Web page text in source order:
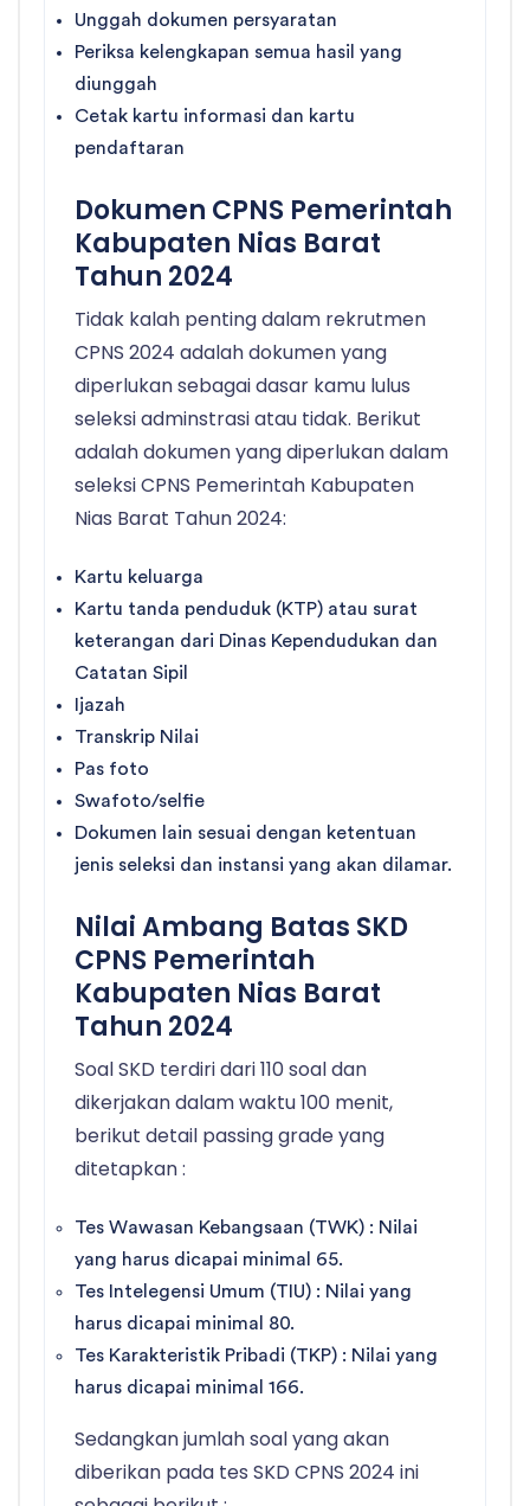
Unggah dokumen persyaratan
Periksa kelengkapan semua hasil yang
diunggah
Cetak kartu informasi dan kartu
pendaftaran
Dokumen CPNS Pemerintah
Kabupaten Nias Barat
Tahun 2024
Tidak kalah penting dalam rekrutmen
CPNS 2024 adalah dokumen yang
diperlukan sebagai dasar kamu lulus
seleksi adminstrasi atau tidak. Berikut
adalah dokumen yang diperlukan dalam
seleksi CPNS Pemerintah Kabupaten
Nias Barat Tahun 2024:
Kartu keluarga
Kartu tanda penduduk (KTP) atau surat
keterangan dari Dinas Kependudukan dan
Catatan Sipil
Ijazah
Transkrip Nilai
Pas foto
Swafoto/selfie
Dokumen lain sesuai dengan ketentuan
jenis seleksi dan instansi yang akan dilamar.
Nilai Ambang Batas SKD
CPNS Pemerintah
Kabupaten Nias Barat
Tahun 2024
Soal SKD terdiri dari 110 soal dan
dikerjakan dalam waktu 100 menit,
berikut detail passing grade yang
ditetapkan :
Tes Wawasan Kebangsaan (TWK) : Nilai
yang harus dicapai minimal 65.
Tes Intelegensi Umum (TIU) : Nilai yang
harus dicapai minimal 80.
Tes Karakteristik Pribadi (TKP) : Nilai yang
harus dicapai minimal 166.
Sedangkan jumlah soal yang akan
diberikan pada tes SKD CPNS 2024 ini